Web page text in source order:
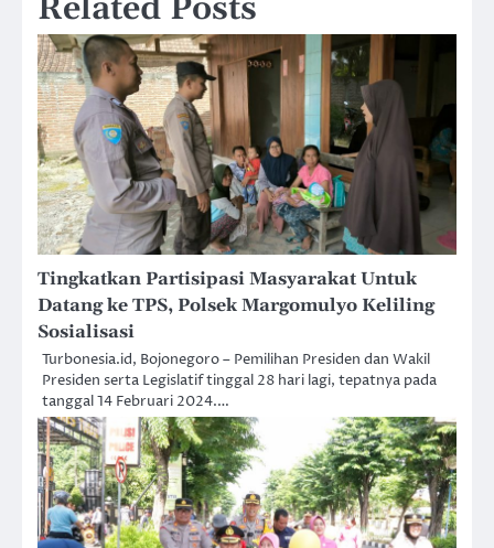
Related Posts
Tingkatkan Partisipasi Masyarakat Untuk
Datang ke TPS, Polsek Margomulyo Keliling
Sosialisasi
Turbonesia.id, Bojonegoro – Pemilihan Presiden dan Wakil
Presiden serta Legislatif tinggal 28 hari lagi, tepatnya pada
tanggal 14 Februari 2024.…